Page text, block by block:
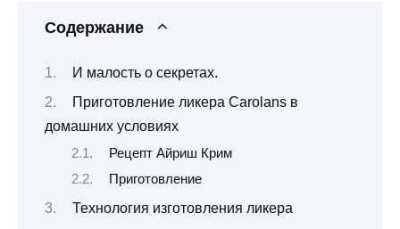
Содержание
И малость о секретах.
Приготовление ликера Carolans в
домашних условиях
Рецепт Айриш Крим
Приготовление
Технология изготовления ликера